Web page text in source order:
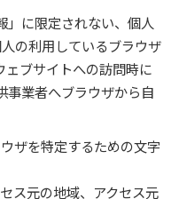
」に限定されない、個人
の利用しているブラウザ
ェブサイトへの訪問時に
事業者へブラウザから自
ザを特定するための文字
ス元の地域、アクセス元